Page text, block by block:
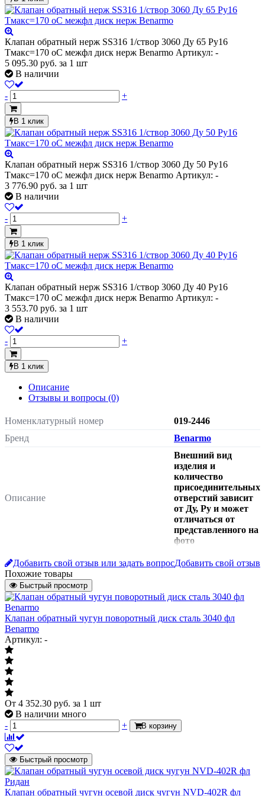
Клапан обратный нерж SS316 1/створ 3060 Ду 65 Ру16
Тмакс=170 оС межфл диск нерж Benarmo Артикул: -
5 095.30 руб. за 1 шт
В наличии
- +
В 1 клик
Клапан обратный нерж SS316 1/створ 3060 Ду 50 Ру16
Тмакс=170 оС межфл диск нерж Benarmo Артикул: -
3 776.90 руб. за 1 шт
В наличии
- +
В 1 клик
Клапан обратный нерж SS316 1/створ 3060 Ду 40 Ру16
Тмакс=170 оС межфл диск нерж Benarmo Артикул: -
3 553.70 руб. за 1 шт
В наличии
- +
В 1 клик
Описание
Отзывы и вопросы (0)
Номенклатурный номер
019-2446
Бренд
Benarmo
Описание
Внешний вид
изделия и
количество
присоединительных
отверстий зависит
от Ду, Pу и может
отличаться от
представленного на
фото
Инженерная система
Водоснабжение,
Отопление,
Материал
нерж SS316
Рабочая среда
вода, агрессивные
жидкости,
Минимальное давление открытия
Роткр, бар
Тип присоединения
Материал уплотнения
Затворный орган
Модель
3060
Тип
Дренажная пробка
Максимальная температура
Добавить свой отзыв или задать вопросДобавить свой отзыв
Похожие товары
Быстрый просмотр
Клапан обратный чугун поворотный диск сталь 3040 фл
Benarmo
Артикул: -
От 4 352.30 руб. за 1 шт
В наличии много
-
+ В корзину
Быстрый просмотр
Клапан обратный чугун осевой диск чугун NVD-402R фл